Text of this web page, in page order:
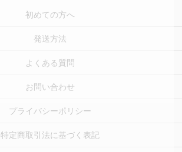
初めての方へ
発送方法
よくある質問
お問い合わせ
プライバシーポリシー
特定商取引法に基づく表記